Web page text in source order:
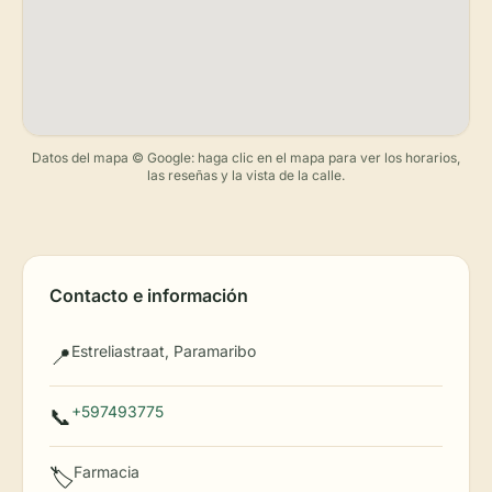
Datos del mapa © Google: haga clic en el mapa para ver los horarios,
las reseñas y la vista de la calle.
Contacto e información
📍Estreliastraat, Paramaribo
📞+597493775
🏷️Farmacia